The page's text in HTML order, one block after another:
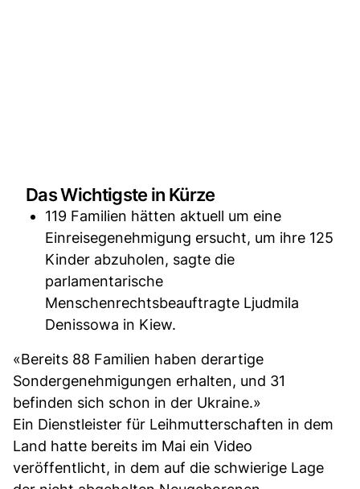
Das Wichtigste in Kürze
119 Familien hätten aktuell um eine
Einreisegenehmigung ersucht, um ihre 125
Kinder abzuholen, sagte die
parlamentarische
Menschenrechtsbeauftragte Ljudmila
Denissowa in Kiew.
«Bereits 88 Familien haben derartige
Sondergenehmigungen erhalten, und 31
befinden sich schon in der Ukraine.»
Ein Dienstleister für Leihmutterschaften in dem
Land hatte bereits im Mai ein Video
veröffentlicht, in dem auf die schwierige Lage